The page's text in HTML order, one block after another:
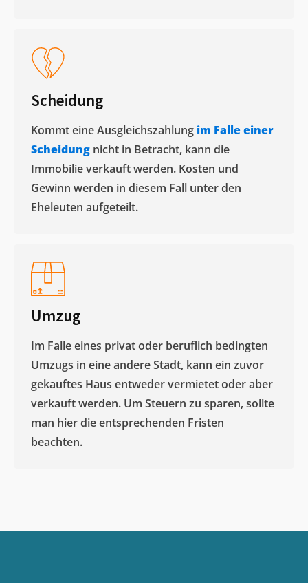
Scheidung
Kommt eine Ausgleichszahlung im Falle einer
Scheidung nicht in Betracht, kann die
Immobilie verkauft werden. Kosten und
Gewinn werden in diesem Fall unter den
Eheleuten aufgeteilt.​
Umzug
Im Falle eines privat oder beruflich bedingten
Umzugs in eine andere Stadt, kann ein zuvor
gekauftes Haus entweder vermietet oder aber
verkauft werden. Um Steuern zu sparen, sollte
man hier die entsprechenden Fristen
beachten.